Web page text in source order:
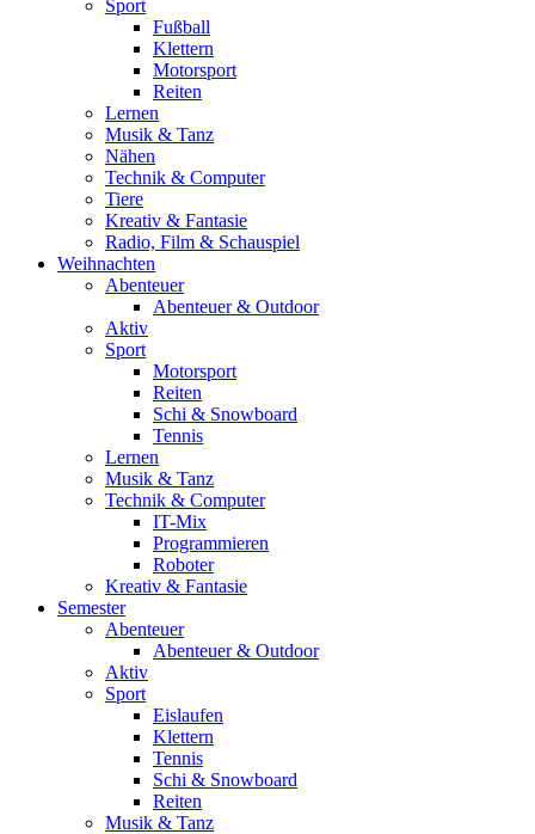
Sport
Fußball
Klettern
Motorsport
Reiten
Lernen
Musik & Tanz
Nähen
Technik & Computer
Tiere
Kreativ & Fantasie
Radio, Film & Schauspiel
Weihnachten
Abenteuer
Abenteuer & Outdoor
Aktiv
Sport
Motorsport
Reiten
Schi & Snowboard
Tennis
Lernen
Musik & Tanz
Technik & Computer
IT-Mix
Programmieren
Roboter
Kreativ & Fantasie
Semester
Abenteuer
Abenteuer & Outdoor
Aktiv
Sport
Eislaufen
Klettern
Tennis
Schi & Snowboard
Reiten
Musik & Tanz